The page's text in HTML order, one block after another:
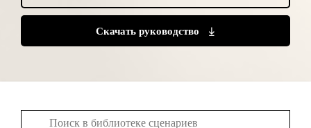
Скачать руководство